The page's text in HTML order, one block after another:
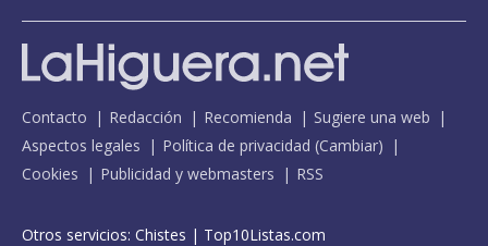
Contacto Redacción Recomienda
Sugiere una web
Aspectos legales
Política de privacidad (Cambiar)
Cookies
Publicidad y webmasters RSS
Otros servicios: Chistes | Top10Listas.com